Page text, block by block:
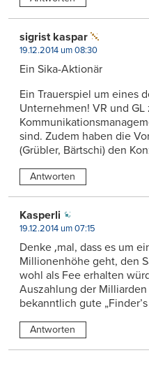
sigrist kaspar
19.12.2014 um 08:30
Ein Sika-Aktionär
Ein Trauerspiel um eines
Unternehmen! VR und
sind. Zudem haben die
(Grübler, Bärtschi) den
Antworten
Kasperli
19.12.2014 um 07:15
Denke ‚mal, dass es um
Millionenhöhe geht, den
wohl als Fee erhalten
Auszahlung der
bekanntlich gute „Finder’s
Antworten